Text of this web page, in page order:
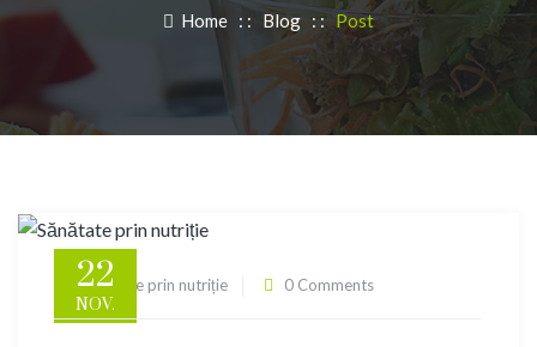
Home : : Blog : : Post
22
NOV.
Sănătate prin nutriție 0 Comments